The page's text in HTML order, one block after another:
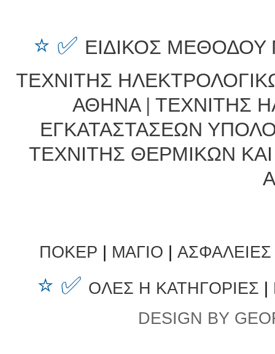
⭐ ✅ ΕΙΔΙΚΟΣ ΜΕΘΟΔΟΥ
ΤΕΧΝΙΤΗΣ
ΑΘΗΝΑ| ΤΕΧΝΙΤΗΣ
ΕΓΚΑΤΑΣΤΑΣΕΩΝ
ΤΕΧΝΙΤΗΣ ΘΕΡΜΙΚΩΝ
ΠΟΚΕΡ ΜΑΓΙΟ
⭐ ✅ ΟΛΕΣ Η ΚΑΤΗΓΟΡΙΕΣ
DESIGN BY